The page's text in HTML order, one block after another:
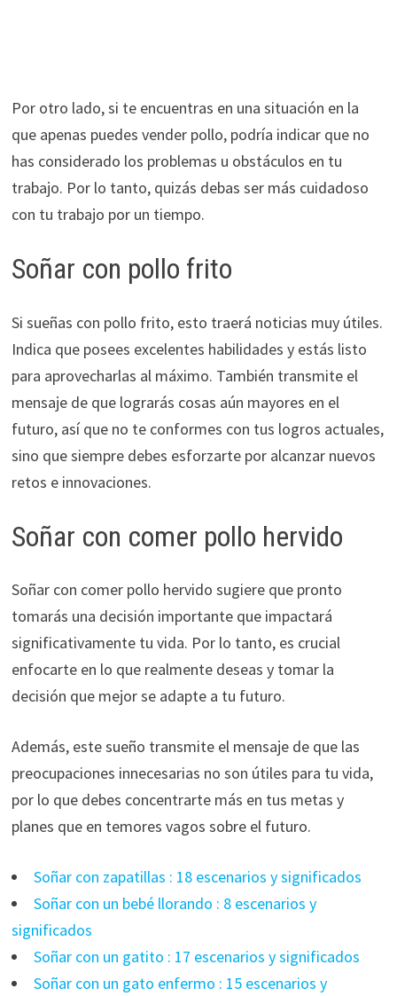
Por otro lado, si te encuentras en una situación en la
que apenas puedes vender pollo, podría indicar que no
has considerado los problemas u obstáculos en tu
trabajo. Por lo tanto, quizás debas ser más cuidadoso
con tu trabajo por un tiempo.
Soñar con pollo frito
Si sueñas con pollo frito, esto traerá noticias muy útiles.
Indica que posees excelentes habilidades y estás listo
para aprovecharlas al máximo. También transmite el
mensaje de que lograrás cosas aún mayores en el
futuro, así que no te conformes con tus logros actuales,
sino que siempre debes esforzarte por alcanzar nuevos
retos e innovaciones.
Soñar con comer pollo hervido
Soñar con comer pollo hervido sugiere que pronto
tomarás una decisión importante que impactará
significativamente tu vida. Por lo tanto, es crucial
enfocarte en lo que realmente deseas y tomar la
decisión que mejor se adapte a tu futuro.
Además, este sueño transmite el mensaje de que las
preocupaciones innecesarias no son útiles para tu vida,
por lo que debes concentrarte más en tus metas y
planes que en temores vagos sobre el futuro.
Soñar con zapatillas : 18 escenarios y significados
Soñar con un bebé llorando : 8 escenarios y
significados
Soñar con un gatito : 17 escenarios y significados
Soñar con un gato enfermo : 15 escenarios y